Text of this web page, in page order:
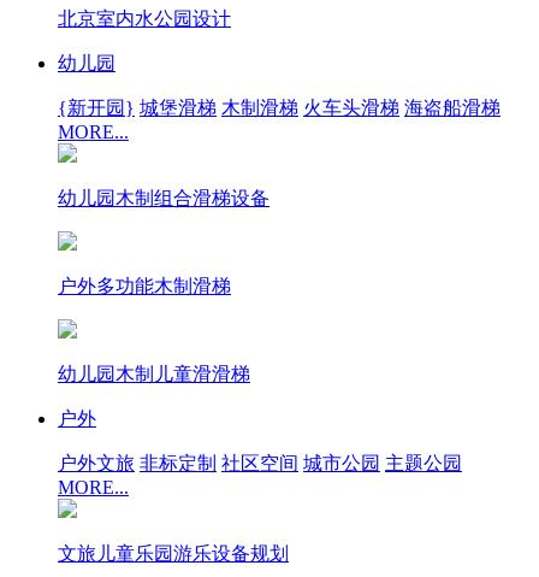
北京室内水公园设计
幼儿园
{新开园} 城堡滑梯 木制滑梯 火车头滑梯 海盗船滑梯
MORE...
幼儿园木制组合滑梯设备
户外多功能木制滑梯
幼儿园木制儿童滑滑梯
户外
户外文旅 非标定制 社区空间 城市公园 主题公园
MORE...
文旅儿童乐园游乐设备规划